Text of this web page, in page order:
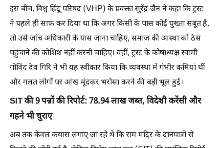
इस बीच, विश्व हिंदू परिषद (VHP) के प्रवक्ता सुरेंद्र जैन ने कहा कि ट्रस्ट
ने पहले ही साफ कर दिया था कि अगर किसी के पास कोई पुख्ता सबूत है,
तो उसे जांच अधिकारी के पास जाना चाहिए, समाज की आस्था को ठेस
पहुंचाने की कोशिश नहीं करनी चाहिए। वहीं, ट्रस्ट के कोषाध्यक्ष स्वामी
गोविंद देव गिरि ने भी यह स्वीकार किया कि व्यवस्था में गंभीर कमियां थीं
और गलत लोगों पर आंख मूंदकर भरोसा करने की बड़ी भूल हुई।
SIT की 9 पन्नों की रिपोर्ट: 78.94 लाख जब्त, विदेशी करेंसी और
गहने भी चुराए
अब तक केवल कयास लगाए जा रहे थे कि राम मंदिर के दानपात्रों से